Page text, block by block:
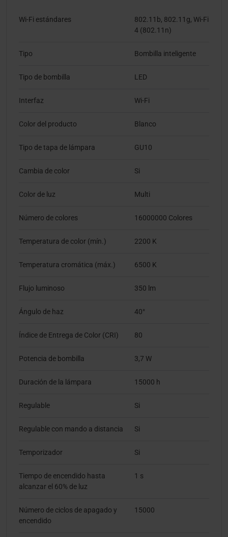
Wi-Fi estándares
802.11b, 802.11g, Wi-Fi
4 (802.11n)
Tipo Bombilla inteligente
Tipo de bombilla LED
Interfaz Wi-Fi
Color del producto Blanco
Tipo de tapa de lámpara GU10
Cambia de color Si
Color de luz Multi
Número de colores 16000000 Colores
Temperatura de color (mín.) 2200 K
Temperatura cromática (máx.) 6500 K
Flujo luminoso 350 lm
Ángulo de haz 40°
Índice de Entrega de Color (CRI) 80
Potencia de bombilla 3,7 W
Duración de la lámpara 15000 h
Regulable Si
Regulable con mando a distancia Si
Temporizador Si
Tiempo de encendido hasta
alcanzar el 60% de luz
1 s
Número de ciclos de apagado y
encendido
15000